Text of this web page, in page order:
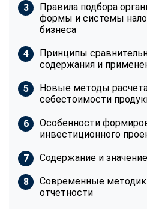
Правила подбора
формы и системы
бизнеса
Принципы
содержания и
Новые методы
себестоимости
Особенности
инвестиционного
Содержание и
Современные
отчетности